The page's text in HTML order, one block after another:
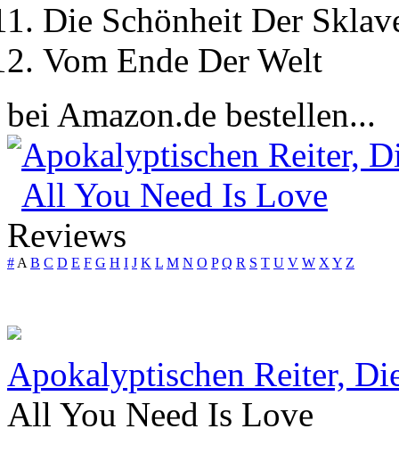
Die Schönheit Der
Vom Ende Der Welt
bei Amazon.de bestellen...
Apokalyptischen Reiter,
All You Need Is Love
Reviews
# A B C D E F G H I J K L M N O P Q R S T U V W X Y Z
Apokalyptischen Reiter,
All You Need Is Love